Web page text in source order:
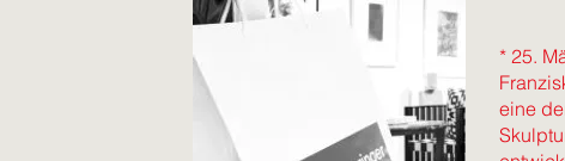
* 25.
eine